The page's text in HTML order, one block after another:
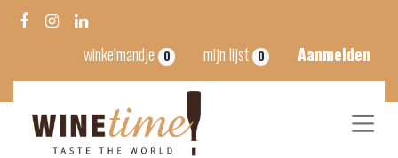
winkelmandje 0 mijn lijst 0 Aanmelden